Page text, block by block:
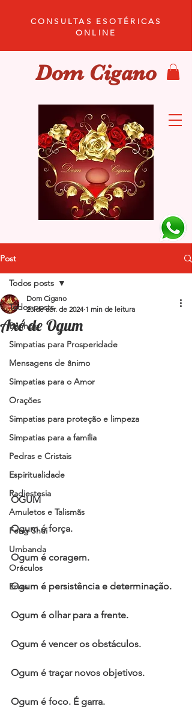
Dom Cigano
CONSULTAS ESOTÉRICAS
ONLINE
Post
Todos posts
Banhos
Simpatias para Prosperidade
Mensagens de ânimo
Simpatias para o Amor
Orações
Simpatias para proteção e limpeza
Simpatias para a família
Pedras e Cristais
Espiritualidade
Radiestesia
Amuletos e Talismãs
Feng Shui
Umbanda
Oráculos
Ervas
Todos posts
Axé de Ogum
Dom Cigano
23 de abr. de 2024 1 min de leitura
OGUM
Ogum é força.
Ogum é coragem.
Ogum é persistência e determinação.
Ogum é olhar para a frente.
Ogum é vencer os obstáculos.
Ogum é traçar novos objetivos.
Ogum é foco. É garra.